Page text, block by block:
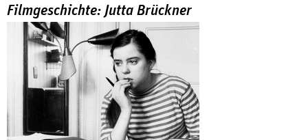
Filmgeschichte: Jutta Brückner